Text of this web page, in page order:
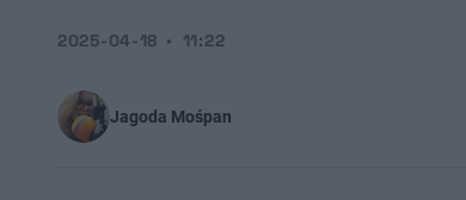
Jagoda Mośpan
2025-04-18 11:22